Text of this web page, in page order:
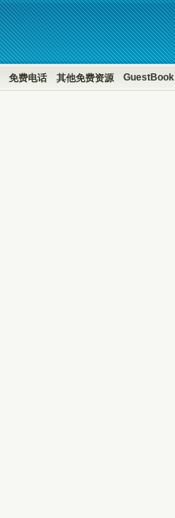
免费电话 其他免费资源 GuestBook